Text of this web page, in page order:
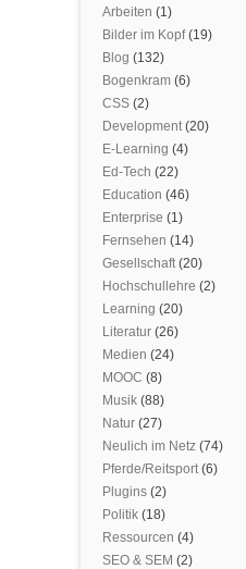
Arbeiten (1)
Bilder im Kopf(19)
Blog (132)
Bogenkram (6)
CSS (2)
Development(20)
E-Learning (4)
Ed-Tech (22)
Education (46)
Enterprise (1)
Fernsehen (14)
Gesellschaft(20)
Hochschullehre (2)
Learning (20)
Literatur (26)
Medien (24)
MOOC (8)
Musik (88)
Natur (27)
Neulich im Netz (74)
Pferde/Reitsport(6)
Plugins (2)
Politik (18)
Ressourcen (4)
SEO & SEM (2)